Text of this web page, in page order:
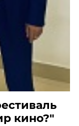
кино?"